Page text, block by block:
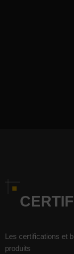
Les certifications et
produits